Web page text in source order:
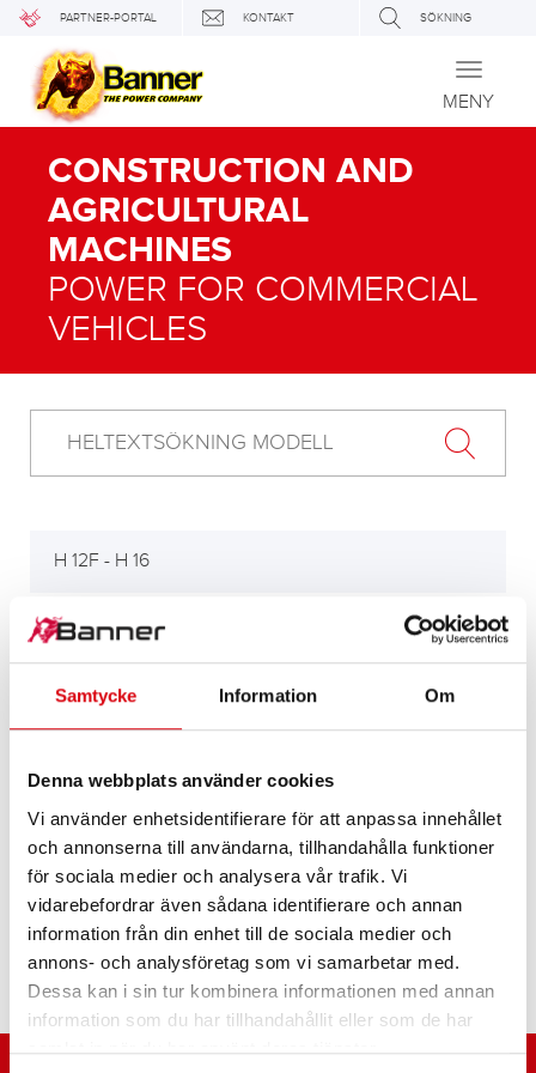
Samtycke Information Om
Denna webbplats använder cookies
Vi använder enhetsidentifierare för att anpassa innehållet
och annonserna till användarna, tillhandahålla funktioner
för sociala medier och analysera vår trafik. Vi
vidarebefordrar även sådana identifierare och annan
information från din enhet till de sociala medier och
annons- och analysföretag som vi samarbetar med.
Dessa kan i sin tur kombinera informationen med annan
information som du har tillhandahållit eller som de har
samlat in när du har använt deras tjänster.
PARTNER-PORTAL KONTAKT SÖKNING
Toggle
MENY
CONSTRUCTION AND
AGRICULTURAL
MACHINES
POWER FOR COMMERCIAL
VEHICLES
H 12F - H 16
H 20 F - H 40 F (4.0t)
LPG
Type 330, 350